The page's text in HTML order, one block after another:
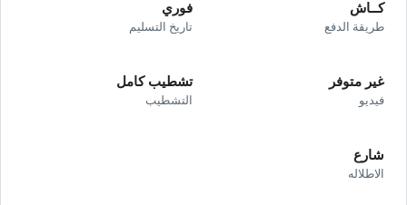
كــاش
طريقة الدفع
فوري
تاريخ التسليم
غير متوفر
فيديو
تشطيب كامل
التشطيب
شارع
الاطلاله